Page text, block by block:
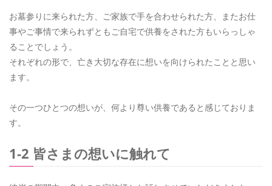
お墓参りに来られた方、ご家族で手を合わせられた方、またお仕
事やご事情で来られずともご自宅で供養をされた方もいらっしゃ
ることでしょう。
それぞれの形で、亡き大切な存在に想いを向けられたことと思い
ます。
その一つひとつの想いが、何より尊い供養であると感じておりま
す。
1-2 皆さまの想いに触れて